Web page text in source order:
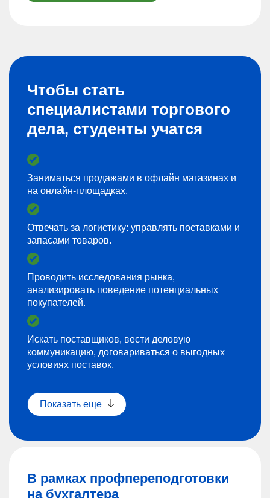
Чтобы стать
специалистами торгового
дела, студенты учатся
Заниматься продажами в офлайн магазинах и
на онлайн-площадках.
Отвечать за логистику: управлять поставками и
запасами товаров.
Проводить исследования рынка,
анализировать поведение потенциальных
покупателей.
Искать поставщиков, вести деловую
коммуникацию, договариваться о выгодных
условиях поставок.
Показать еще
В рамках профпереподготовки
на бухгалтера